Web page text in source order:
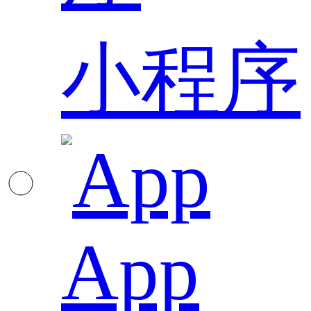
小程序
App